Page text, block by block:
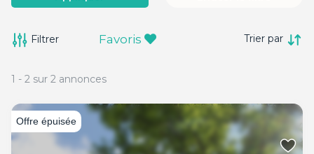
Filtrer Favoris Trier par
1 - 2 sur 2 annonces